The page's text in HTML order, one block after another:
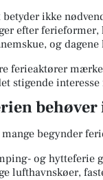
betyder ikke
efter ferieformer,
og
ferieaktører
stigende
mange begynder
og hytteferie
lufthavnskøer,